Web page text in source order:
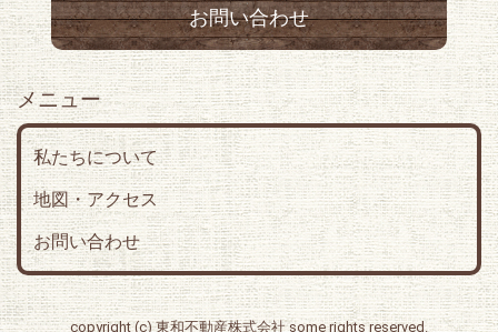
お問い合わせ
私たちについて
地図・アクセス
お問い合わせ
copyright (c) 東和不動産株式会社 some rights reserved.